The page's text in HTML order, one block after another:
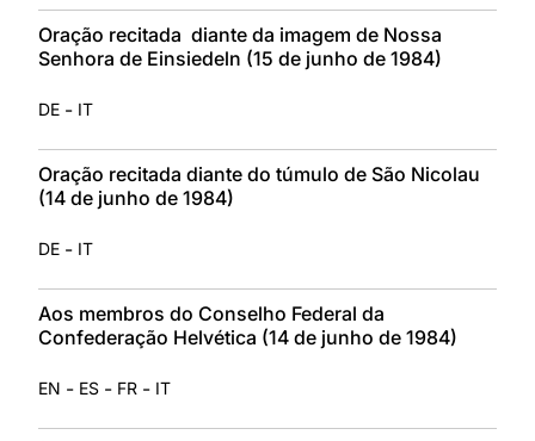
Oração recitada diante da imagem de Nossa
Senhora de Einsiedeln (15 de junho de 1984)
DE - IT
Oração recitada diante do túmulo de São Nicolau
(14 de junho de 1984)
DE - IT
Aos membros do Conselho Federal da
Confederação Helvética (14 de junho de 1984)
EN - ES - FR - IT